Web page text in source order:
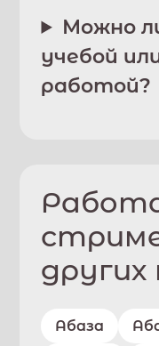
Можно
учебой
работой?
других
Абаза